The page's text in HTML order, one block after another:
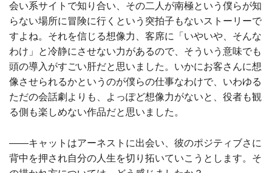
会い系サイトで知り合い、その二人が南極という僕らが知
らない場所に冒険に行くという突拍子もないストーリーで
すよね。それを信じる想像力、客席に「いやいや、そんな
わけ」と冷静にさせない力があるので、そういう意味でも
頭の導入がすごい肝だと思いました。いかにお客さんに想
像させられるかというのが僕らの仕事なわけで、いわゆる
ただの会話劇よりも、よっぽど想像力がないと、役者も観
る側も楽しめない作品だと思いました。
――キャットはアーネストに出会い、彼のポジティブさに
背中を押され自分の人生を切り拓いていこうとします。そ